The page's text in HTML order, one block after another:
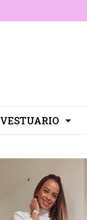
VESTUARIO